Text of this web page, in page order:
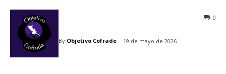
By Objetivo Cofrade 19 de mayo de 2026
0